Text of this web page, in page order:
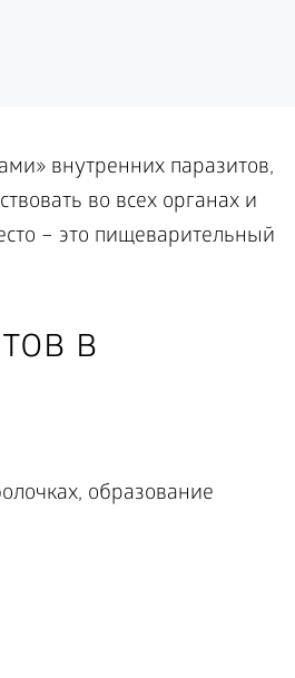
внутренних паразитов,
во всех органах и
– это пищеварительный
в
образование